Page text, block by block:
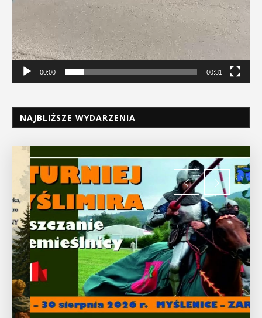
00:00 00:31
NAJBLIŻSZE WYDARZENIA